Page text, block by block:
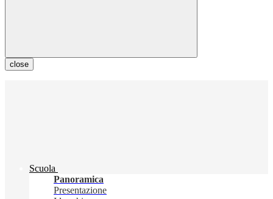
close
Scuola
Panoramica
Presentazione